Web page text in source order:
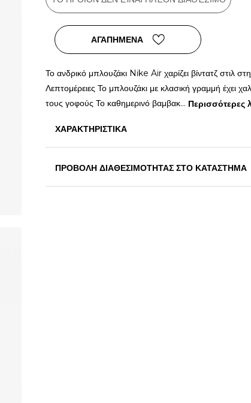
ΑΓΑΠΗΜΕΝΑ
Το ανδρικό μπλουζάκι Nike Air χαρίζει βίντατζ στιλ
Λεπτομέρειες Το μπλουζάκι με κλασική γραμμή έχει
τους γοφούς Το καθημερινό βαμβακ... Περισσότερες
ΧΑΡΑΚΤΗΡΙΣΤΙΚΑ
ΠΡΟΒΟΛΗ ΔΙΑΘΕΣΙΜΟΤΗΤΑΣ ΣΤΟ ΚΑΤΑΣΤΗΜΑ